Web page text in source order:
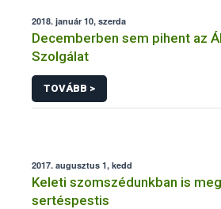
2018. január 10, szerda
Decemberben sem pihent az
Szolgálat
TOVÁBB >
2017. augusztus 1, kedd
Keleti szomszédunkban is
sertéspestis